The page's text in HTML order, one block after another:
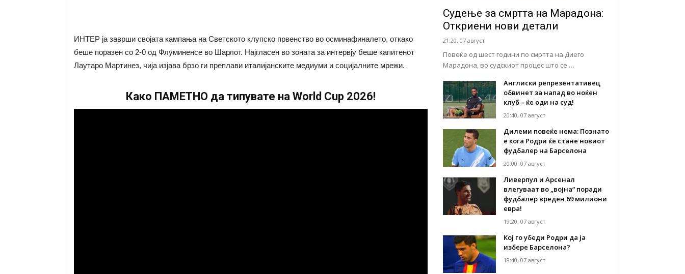
ИНТЕР ја заврши својата кампања на Светското клупско првенство во осминафиналето, откако
беше поразен со 2-0 од Флуминенсе во Шарлот. Најгласeн во зоната за интервју беше капитенот
Лаутаро Мартинез, чија изјава брзо ги преплави италијанските медиуми и социјалните мрежи.
Како ПАМЕТНО да типувате на World Cup 2026!
Судење за смртта на Марадона:
Откриени нови детали
21:20, 07 август
Повеќе од шест години по смртта на Диего
Марадона, во судскиот процес што се …
Англиски репрезентативец
обвинет за напад во ноќен
клуб – ќе оди на суд!
20:40, 07 август
Дилеми повеќе нема: Познато
е кога Родри ќе стане новиот
фудбалер на Барселона
20:00, 07 август
Ливерпул и Арсенал
влегуваат во „војна“ поради
фудбалер вреден 69 милиони
евра!
19:20, 07 август
Кој го убеди Родри да ја
избере Барселона?
18:40, 07 август